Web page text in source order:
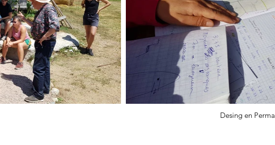
Desing en